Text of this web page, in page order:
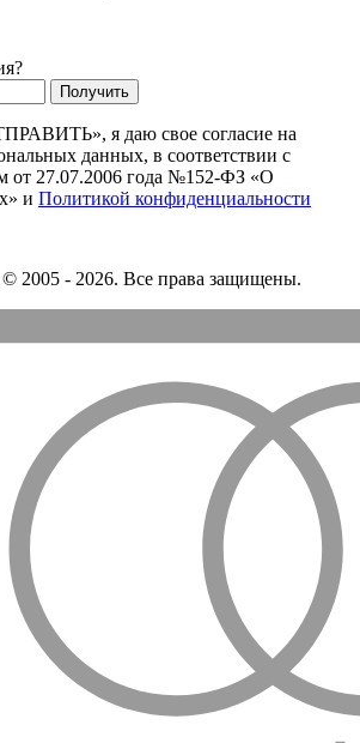
я даю свое согласие на
данных, в соответствии с
от 27.07.2006 года №152-ФЗ «О
и Политикой конфиденциальности
2005 - 2026. Все права защищены.